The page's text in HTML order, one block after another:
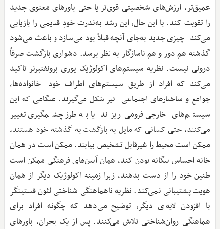
عمیق‌تر، ارزش‌های شخصیتی قوی‌تر یا حتی باورهای معنوی جدید
را تقویت کند. با این حال، این رشد به‌ندرت خودِ قدیمی را بازیابی
می‌کند- چیزی جدید به‌جای آنچه قبلاً بود می‌سازد و باعث می‌شود
گذشته هم دور و هم ناسازگار به نظر برسد. دشواری بازگشت صرفاً
درونی نیست. نظریه سیستم‌های اکولوژیک یوری برونفنبرنر تاکید
می‌کند که افراد از طریق سیستم‌های اطراف خود -خانواده‌ها،
جوامع و ساختارهای اجتماعی- نیز شکل می‌گیرند. هنگامی که این
سیستم‌های خارجی فرومی‌ریزند یا به طرز چشمگیری تغییر
می‌کنند، حتی کسانی که مایل به بازگشت به گذشته خود هستند،
ممکن است محیط را غیرقابل تشخیص بیابند. ممکن است در همان
خانه احساس بیگانه بودن کند، همان آیین‌های فرهنگی ممکن است
طنین خود را از دست بدهند، زیرا زمینه اکولوژیک دیگر از همان
هویت پشتیبانی نمی‌کند. نظریه ناهماهنگی شناختی لئون فستینگر
با افزودن لایه‌ای دیگر، توضیح می‌دهد که چگونه افراد برای
هماهنگی روان‌شناختی تلاش می‌کنند. پس از یک بحران، باورهای